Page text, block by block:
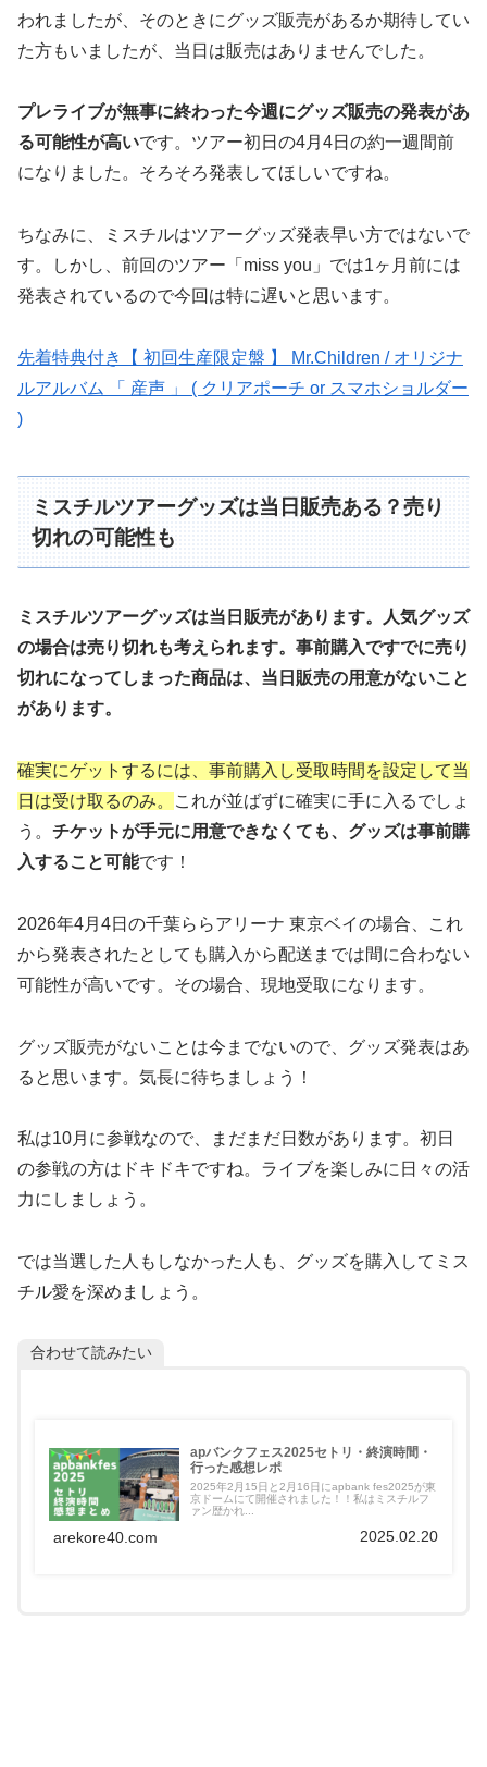
われましたが、そのときにグッズ販売があるか期待してい
た方もいましたが、当日は販売はありませんでした。
プレライブが無事に終わった今週にグッズ販売の発表があ
る可能性が高いです。ツアー初日の4月4日の約一週間前
になりました。そろそろ発表してほしいですね。
ちなみに、ミスチルはツアーグッズ発表早い方ではないで
す。しかし、前回のツアー「miss you」では1ヶ月前には
発表されているので今回は特に遅いと思います。
先着特典付き【 初回生産限定盤 】 Mr.Children / オリジナ
ルアルバム 「 産声 」 ( クリアポーチ or スマホショルダー
)
ミスチルツアーグッズは当日販売ある？売り
切れの可能性も
ミスチルツアーグッズは当日販売があります。人気グッズ
の場合は売り切れも考えられます。事前購入ですでに売り
切れになってしまった商品は、当日販売の用意がないこと
があります。
確実にゲットするには、事前購入し受取時間を設定して当
日は受け取るのみ。
これが並ばずに確実に手に入るでしょ
う。 チケットが手元に用意できなくても、グッズは事前購
入すること可能です！
2026年4月4日の千葉ららアリーナ 東京ベイの場合、これ
から発表されたとしても購入から配送までは間に合わない
可能性が高いです。その場合、現地受取になります。
グッズ販売がないことは今までないので、グッズ発表はあ
ると思います。気長に待ちましょう！
私は10月に参戦なので、まだまだ日数があります。初日
の参戦の方はドキドキですね。ライブを楽しみに日々の活
力にしましょう。
では当選した人もしなかった人も、グッズを購入してミス
チル愛を深めましょう。
合わせて読みたい
apバンクフェス2025セトリ・終演時間・
行った感想レポ
2025年2月15日と2月16日にapbank fes2025が東
京ドームにて開催されました！！私はミスチルフ
ァン歴かれ...
arekore40.com 2025.02.20